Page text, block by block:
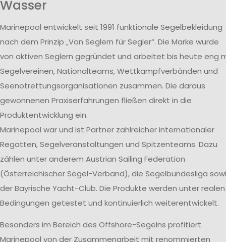
Wasser
Marinepool entwickelt seit 1991 funktionale Segelbekleidung
nach dem Prinzip „Von Seglern für Segler“. Die Marke wurde
von aktiven Seglern gegründet und arbeitet bis heute eng
Segelvereinen, Nationalteams, Wettkampfverbänden und
Seenotrettungsorganisationen zusammen. Die daraus
gewonnenen Praxiserfahrungen fließen direkt in die
Produktentwicklung ein.
Marinepool war und ist Partner zahlreicher internationaler
Regatten, Segelveranstaltungen und Spitzenteams. Dazu
zählen unter anderem Austrian Sailing Federation
(Österreichischer Segel-Verband), die Segelbundesliga
der Bayrische Yacht-Club. Die Produkte werden unter realen
Bedingungen getestet und kontinuierlich weiterentwickelt.
Besonders im Bereich des Offshore-Segelns profitiert
Marinepool von der Zusammenarbeit mit renommierten